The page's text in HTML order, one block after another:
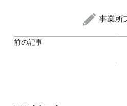
前の記事